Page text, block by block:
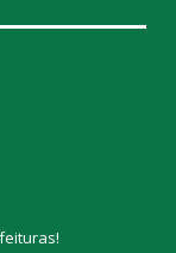
!